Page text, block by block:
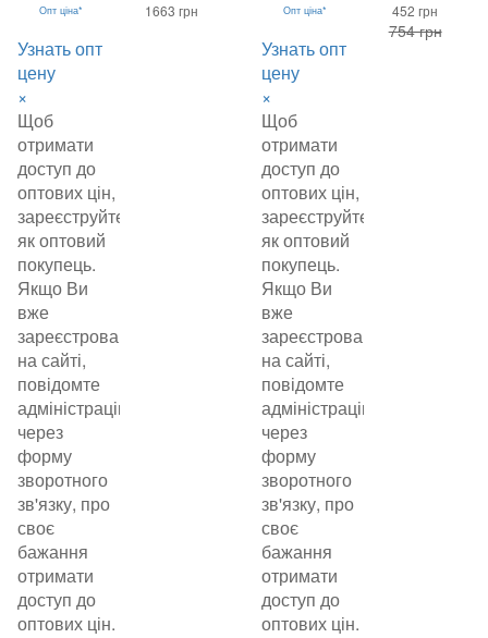
Опт ціна*
Узнать опт
цену
×
Щоб
отримати
доступ до
оптових цін,
зареєструйтеся
як оптовий
покупець.
Якщо Ви
вже
зареєстровані
на сайті,
повідомте
адміністрацію
через
форму
зворотного
зв'язку, про
своє
бажання
отримати
доступ до
оптових цін.
1663 грн Опт ціна*
Узнать опт
цену
×
Щоб
отримати
доступ до
оптових цін,
зареєструйтеся
як оптовий
покупець.
Якщо Ви
вже
зареєстровані
на сайті,
повідомте
адміністрацію
через
форму
зворотного
зв'язку, про
своє
бажання
отримати
доступ до
оптових цін.
452 грн
754 грн